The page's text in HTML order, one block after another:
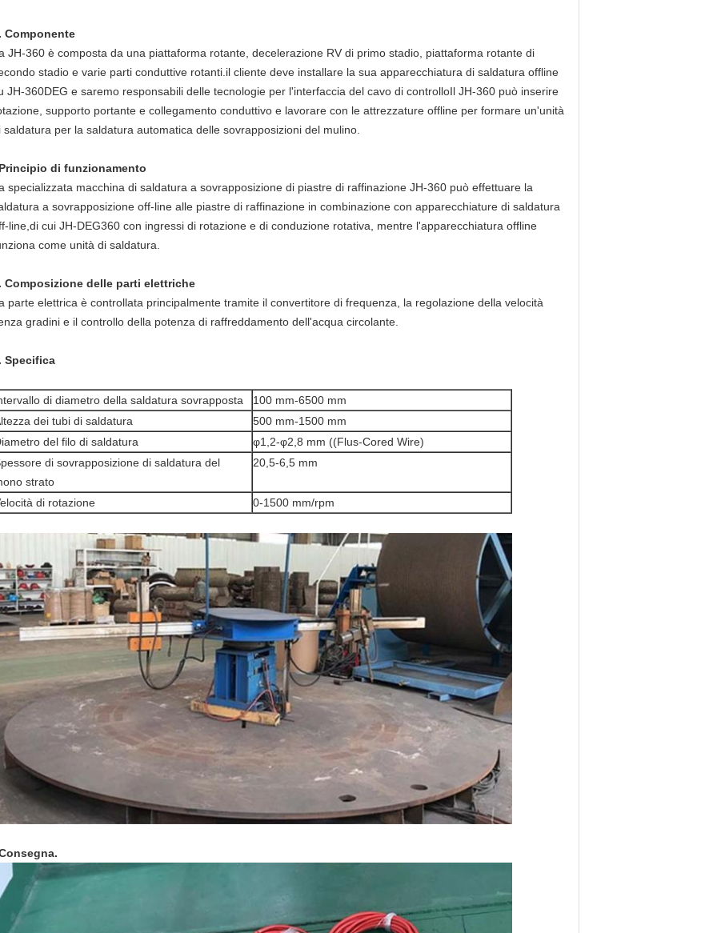
Lasciate un messaggio
Ti richiameremo presto!
Componente
JH-360 è composta da una piattaforma rotante, decelerazione RV di primo stadio, piattaforma rotante di
stadio e varie parti conduttive rotanti.il cliente deve installare la sua apparecchiatura di saldatura offline
JH-360DEG e saremo responsabili delle tecnologie per l'interfaccia del cavo di controlloIl JH-360 può inserire
supporto portante e collegamento conduttivo e lavorare con le attrezzature offline per formare un'unità
saldatura per la saldatura automatica delle sovrapposizioni del mulino.
di funzionamento
specializzata macchina di saldatura a sovrapposizione di piastre di raffinazione JH-360 può effettuare la
a sovrapposizione off-line alle piastre di raffinazione in combinazione con apparecchiature di saldatura
line,di cui JH-DEG360 con ingressi di rotazione e di conduzione rotativa, mentre l'apparecchiatura offline
come unità di saldatura.
Composizione delle parti elettriche
parte elettrica è controllata principalmente tramite il convertitore di frequenza, la regolazione della velocità
gradini e il controllo della potenza di raffreddamento dell'acqua circolante.
Specifica
di diametro della saldatura sovrapposta
100 mm-6500 mm
dei tubi di saldatura
500 mm-1500 mm
del filo di saldatura
φ1,2-φ2,8 mm ((Flus-Cored Wire)
di sovrapposizione di saldatura del
strato
20,5-6,5 mm
di rotazione 0-1500 mm/rpm